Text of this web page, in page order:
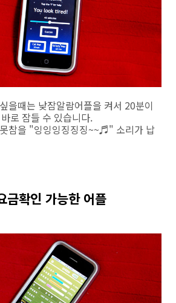
을때는 낮잠알람어플을 켜서 20분이
로 잠들 수 있습니다.
참을 "잉잉잉징징징~~♬" 소리가 납
금확인 가능한 어플